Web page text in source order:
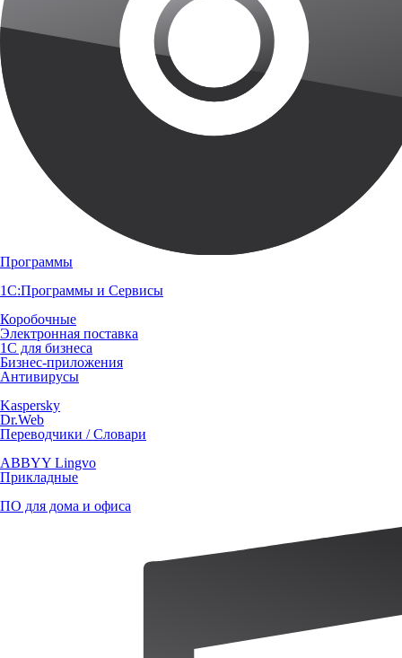
Программы
1С:Программы и Сервисы
Коробочные
Электронная поставка
1С для бизнеса
Бизнес-приложения
Антивирусы
Kaspersky
Dr.Web
Переводчики / Словари
ABBYY Lingvo
Прикладные
ПО для дома и офиса